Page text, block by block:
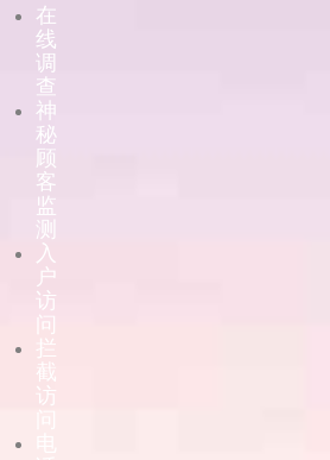
在
线
调
查
神
秘
顾
客
监
测
入
户
访
问
拦
截
访